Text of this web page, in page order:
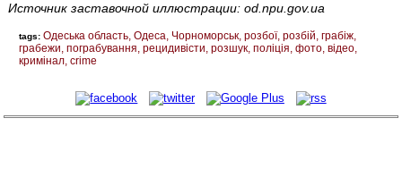
Источник заставочной иллюстрации: od.npu.gov.ua
tags:Одеська область Одеса Чорноморськ розбої розбій грабіж
грабежи пограбування рецидивісти розшук поліція фото відео
кримінал crime